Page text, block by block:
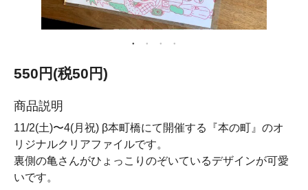
550円(税50円)
商品説明
11/2(土)〜4(月祝) β本町橋にて開催する『本の町』のオ
リジナルクリアファイルです。
裏側の亀さんがひょっこりのぞいているデザインが可愛
いです。